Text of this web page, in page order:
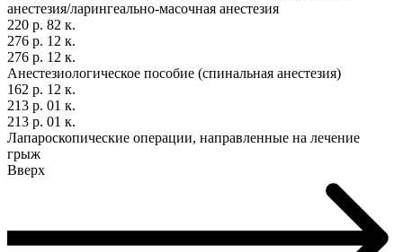
анестезия/ларингеально-масочная анестезия
220 р. 82 к.
276 р. 12 к.
276 р. 12 к.
Анестезиологическое пособие (спинальная анестезия)
162 р. 12 к.
213 р. 01 к.
213 р. 01 к.
Лапароскопические операции, направленные на лечение
грыж
Вверх